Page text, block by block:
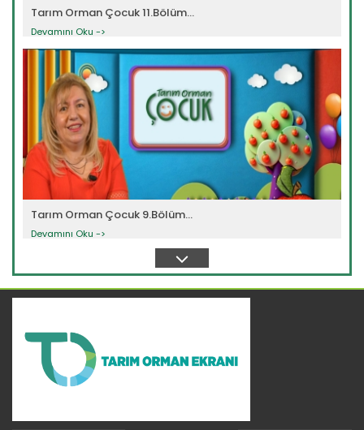
Tarım Orman Çocuk 11.Bölüm...
Devamını Oku ->
Tarım Orman Çocuk 9.Bölüm...
Devamını Oku ->